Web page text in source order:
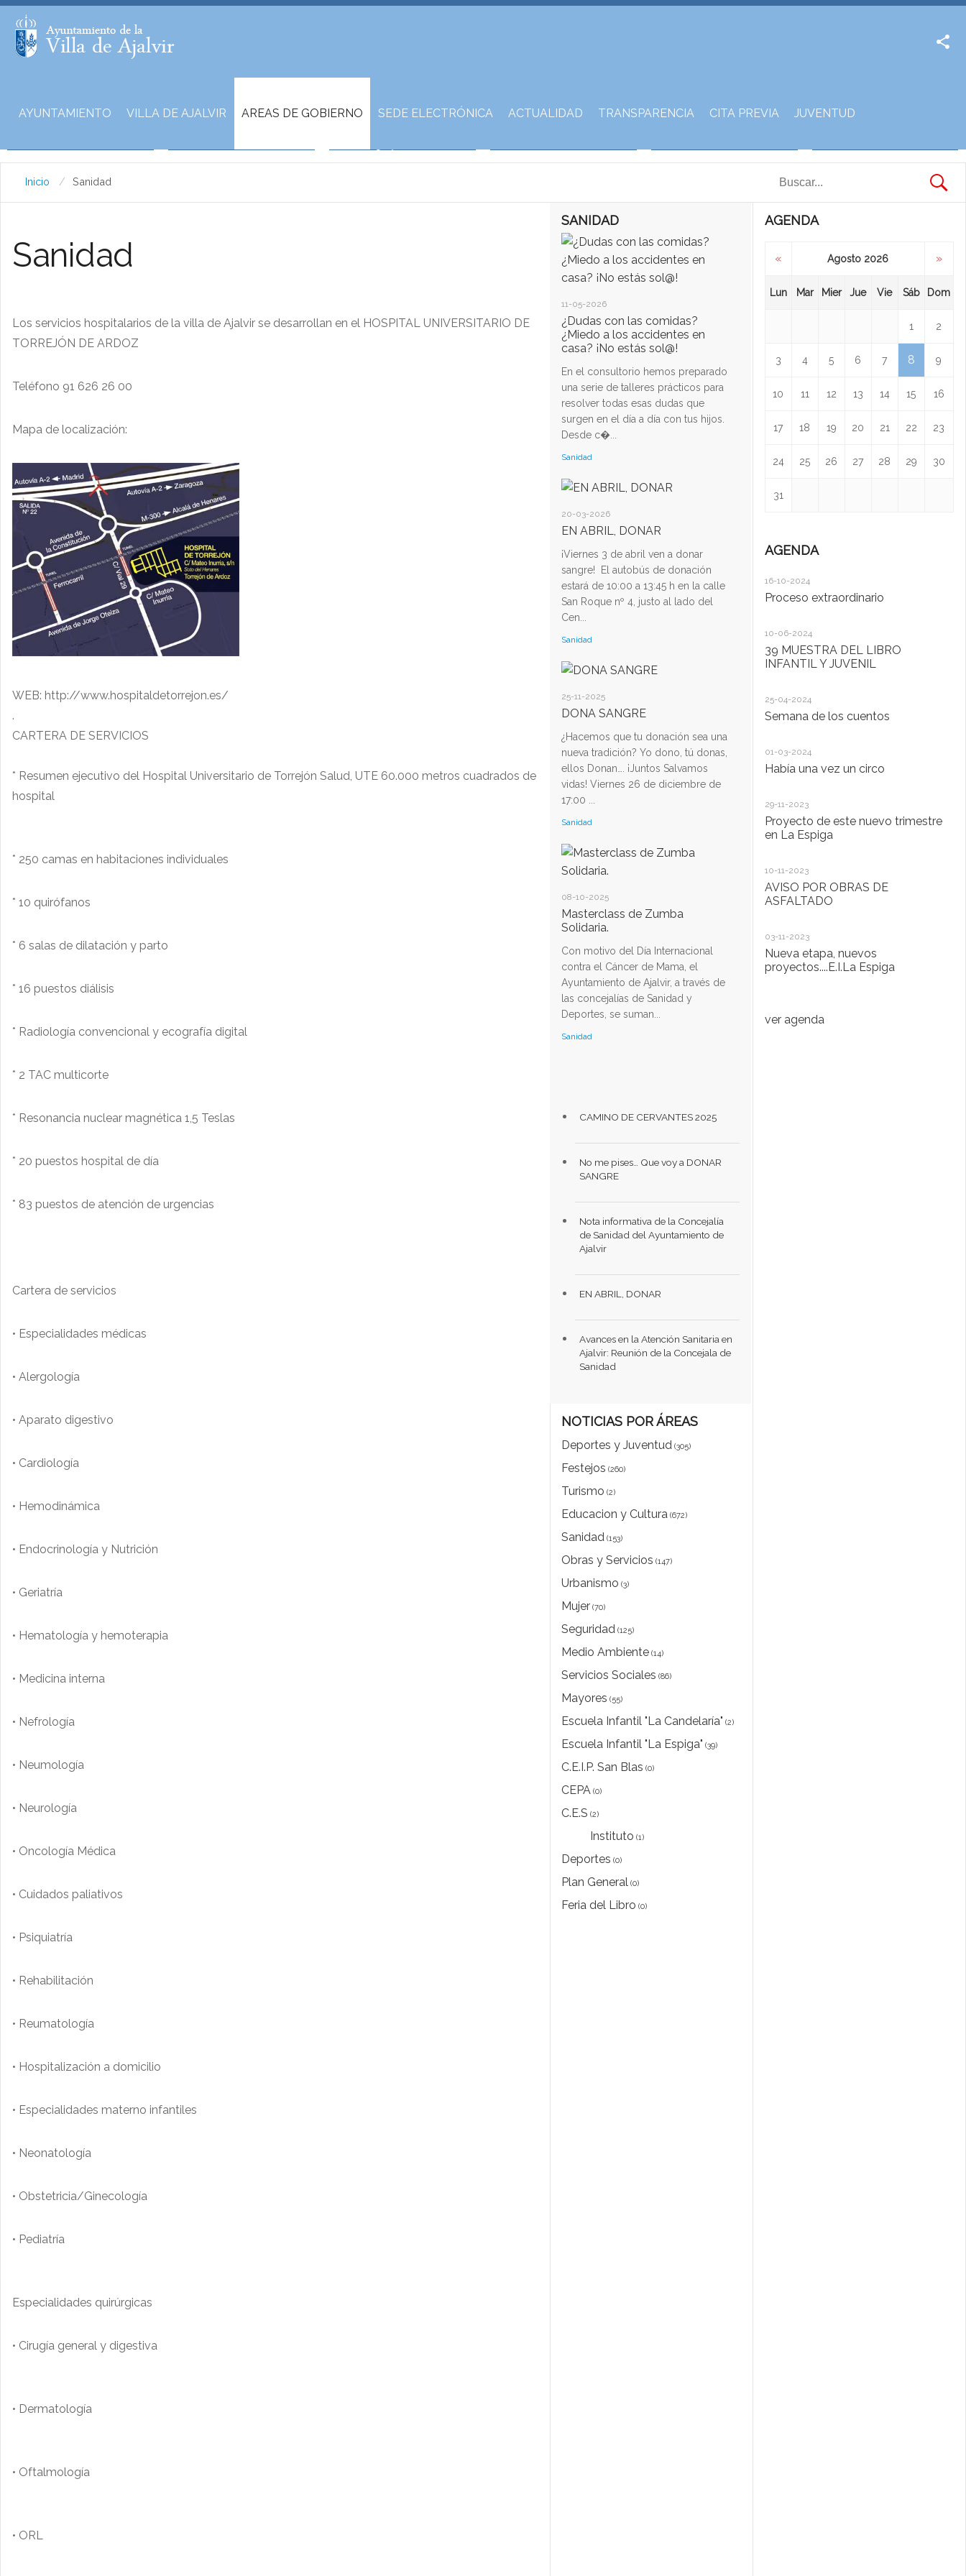
AYUNTAMIENTO VILLA DE AJALVIR AREAS DE GOBIERNO SEDE ELECTRÓNICA ACTUALIDAD TRANSPARENCIA CITA PREVIA JUVENTUD
Inicio Sanidad
Sanidad
Los servicios hospitalarios de la villa de Ajalvir se desarrollan en el HOSPITAL UNIVERSITARIO DE
TORREJÓN DE ARDOZ
Teléfono 91 626 26 00
Mapa de localización:
WEB: http://www.hospitaldetorrejon.es/
.
CARTERA DE SERVICIOS
* Resumen ejecutivo del Hospital Universitario de Torrejón Salud, UTE 60.000 metros cuadrados de
hospital
* 250 camas en habitaciones individuales
* 10 quirófanos
* 6 salas de dilatación y parto
* 16 puestos diálisis
* Radiología convencional y ecografía digital
* 2 TAC multicorte
* Resonancia nuclear magnética 1,5 Teslas
* 20 puestos hospital de día
* 83 puestos de atención de urgencias
Cartera de servicios
• Especialidades médicas
• Alergología
• Aparato digestivo
• Cardiología
• Hemodinámica
• Endocrinología y Nutrición
• Geriatría
• Hematología y hemoterapia
• Medicina interna
• Nefrología
• Neumología
• Neurología
• Oncología Médica
• Cuidados paliativos
• Psiquiatría
• Rehabilitación
• Reumatología
• Hospitalización a domicilio
• Especialidades materno infantiles
• Neonatología
• Obstetricia/Ginecología
• Pediatría
Especialidades quirúrgicas
• Cirugía general y digestiva
• Dermatología
• Oftalmología
• ORL
SANIDAD
11-05-2026
¿Dudas con las comidas?
¿Miedo a los accidentes en
casa? ¡No estás sol@!
En el consultorio hemos preparado
una serie de talleres prácticos para
resolver todas esas dudas que
surgen en el día a día con tus hijos.
Desde c�...
Sanidad
20-03-2026
EN ABRIL, DONAR
¡Viernes 3 de abril ven a donar
sangre! El autobús de donación
estará de 10:00 a 13:45 h en la calle
San Roque nº 4, justo al lado del
Cen...
Sanidad
25-11-2025
DONA SANGRE
¿Hacemos que tu donación sea una
nueva tradición? Yo dono, tú donas,
ellos Donan…. ¡Juntos Salvamos
vidas! Viernes 26 de diciembre de
17:00 ...
Sanidad
08-10-2025
Masterclass de Zumba
Solidaria.
Con motivo del Día Internacional
contra el Cáncer de Mama, el
Ayuntamiento de Ajalvir, a través de
las concejalías de Sanidad y
Deportes, se suman...
Sanidad
CAMINO DE CERVANTES 2025
No me pises… Que voy a DONAR
SANGRE
Nota informativa de la Concejalía
de Sanidad del Ayuntamiento de
Ajalvir
EN ABRIL, DONAR
Avances en la Atención Sanitaria en
Ajalvir: Reunión de la Concejala de
Sanidad
NOTICIAS POR ÁREAS
Deportes y Juventud (305)
Festejos (260)
Turismo (2)
Educacion y Cultura (672)
Sanidad (153)
Obras y Servicios (147)
Urbanismo (3)
Mujer (70)
Seguridad (125)
Medio Ambiente (14)
Servicios Sociales (86)
Mayores (55)
Escuela Infantil "La Candelaría" (2)
Escuela Infantil "La Espiga" (39)
C.E.I.P. San Blas (0)
CEPA (0)
C.E.S (2)
Instituto (1)
Deportes (0)
Plan General (0)
Feria del Libro (0)
AGENDA
« Agosto 2026 »
Lun Mar Mier Jue Vie Sáb Dom
1 2
3 4 5 6 7 8 9
10 11 12 13 14 15 16
17 18 19 20 21 22 23
24 25 26 27 28 29 30
31
AGENDA
16-10-2024
Proceso extraordinario
10-06-2024
39 MUESTRA DEL LIBRO
INFANTIL Y JUVENIL
25-04-2024
Semana de los cuentos
01-03-2024
Había una vez un circo
29-11-2023
Proyecto de este nuevo trimestre
en La Espiga
10-11-2023
AVISO POR OBRAS DE
ASFALTADO
03-11-2023
Nueva etapa, nuevos
proyectos....E.I.La Espiga
ver agenda